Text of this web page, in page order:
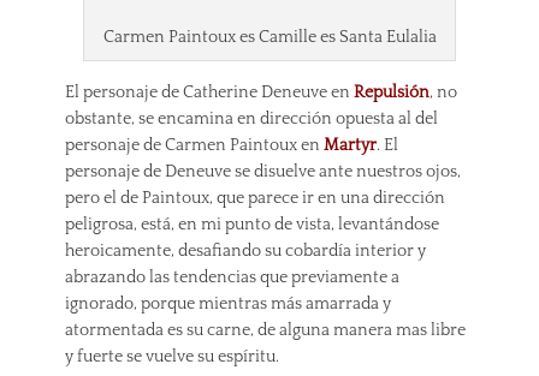
Carmen Paintoux es Camille es Santa Eulalia
El personaje de Catherine Deneuve en Repulsión, no
obstante, se encamina en dirección opuesta al del
personaje de Carmen Paintoux en Martyr. El
personaje de Deneuve se disuelve ante nuestros ojos,
pero el de Paintoux, que parece ir en una dirección
peligrosa, está, en mi punto de vista, levantándose
heroicamente, desafiando su cobardía interior y
abrazando las tendencias que previamente a
ignorado, porque mientras más amarrada y
atormentada es su carne, de alguna manera mas libre
y fuerte se vuelve su espíritu.